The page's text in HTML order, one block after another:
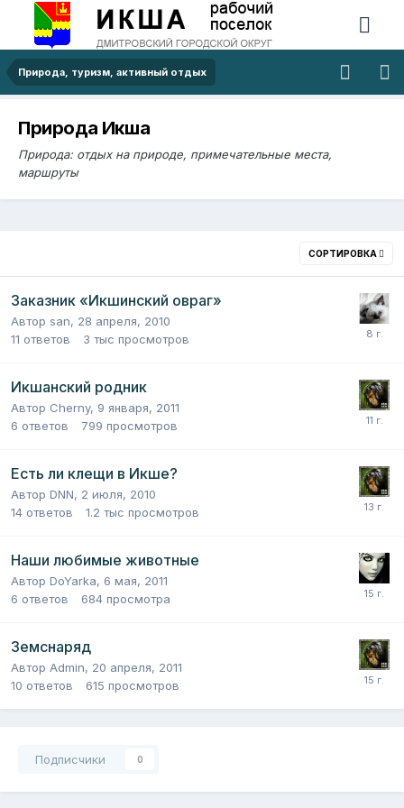
Природа, туризм, активный отдых
Природа Икша
Природа: отдых на природе, примечательные места,
маршруты
СОРТИРОВКА
Заказник «Икшинский овраг»
Автор san, 28 апреля, 2010
11 ответов 3 тыс просмотров
Икшанский родник
Автор Cherny, 9 января, 2011
6 ответов 799 просмотров
Есть ли клещи в Икше?
Автор DNN, 2 июля, 2010
14 ответов 1.2 тыс просмотров
Наши любимые животные
Автор DoYarka, 6 мая, 2011
6 ответов 684 просмотра
Земснаряд
Автор Admin, 20 апреля, 2011
10 ответов 615 просмотров
Подписчики 0